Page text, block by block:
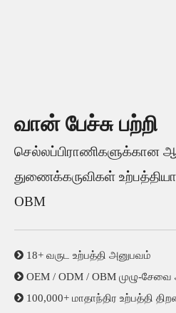
வான் பேச்சு பற்றி
செல்லப்பிராணிகளுக்கான
துணைக்கருவிகள்
OBM
 18+ வருட உற்பத்தி அனுபவம்
 OEM / ODM / OBM முழு-சேவை
 100,000+ மாதாந்திர உற்பத்தி